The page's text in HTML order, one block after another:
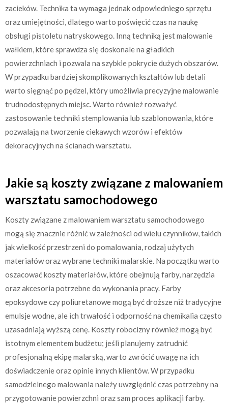
zacieków. Technika ta wymaga jednak odpowiedniego sprzętu
oraz umiejętności, dlatego warto poświęcić czas na naukę
obsługi pistoletu natryskowego. Inną techniką jest malowanie
wałkiem, które sprawdza się doskonale na gładkich
powierzchniach i pozwala na szybkie pokrycie dużych obszarów.
W przypadku bardziej skomplikowanych kształtów lub detali
warto sięgnąć po pędzel, który umożliwia precyzyjne malowanie
trudnodostępnych miejsc. Warto również rozważyć
zastosowanie techniki stemplowania lub szablonowania, które
pozwalają na tworzenie ciekawych wzorów i efektów
dekoracyjnych na ścianach warsztatu.
Jakie są koszty związane z malowaniem
warsztatu samochodowego
Koszty związane z malowaniem warsztatu samochodowego
mogą się znacznie różnić w zależności od wielu czynników, takich
jak wielkość przestrzeni do pomalowania, rodzaj użytych
materiałów oraz wybrane techniki malarskie. Na początku warto
oszacować koszty materiałów, które obejmują farby, narzędzia
oraz akcesoria potrzebne do wykonania pracy. Farby
epoksydowe czy poliuretanowe mogą być droższe niż tradycyjne
emulsje wodne, ale ich trwałość i odporność na chemikalia często
uzasadniają wyższą cenę. Koszty robocizny również mogą być
istotnym elementem budżetu; jeśli planujemy zatrudnić
profesjonalną ekipę malarską, warto zwrócić uwagę na ich
doświadczenie oraz opinie innych klientów. W przypadku
samodzielnego malowania należy uwzględnić czas potrzebny na
przygotowanie powierzchni oraz sam proces aplikacji farby.